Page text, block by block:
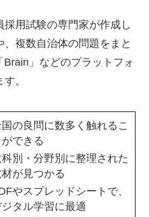
用試験の専門家が作成し
複数自治体の問題をまと
」などのプラットフォ
。
の良問に数多く触れるこ
ができる
別・分野別に整理された
が見つかる
やスプレッドシートで、
ジタル学習に最適